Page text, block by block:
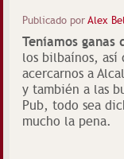
Publicado porAlex
Teníamos ganas
los bilbaínos, así
acercarnos a
y también a las
Pub, todo sea
mucho la pena.